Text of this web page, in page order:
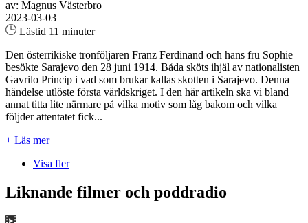
av: Magnus Västerbro
2023-03-03
Lästid 11 minuter
Den österrikiske tronföljaren Franz Ferdinand och hans fru Sophie
besökte Sarajevo den 28 juni 1914. Båda sköts ihjäl av nationalisten
Gavrilo Princip i vad som brukar kallas skotten i Sarajevo. Denna
händelse utlöste första världskriget. I den här artikeln ska vi bland
annat titta lite närmare på vilka motiv som låg bakom och vilka
följder attentatet fick...
+ Läs mer
Visa fler
Liknande filmer och poddradio